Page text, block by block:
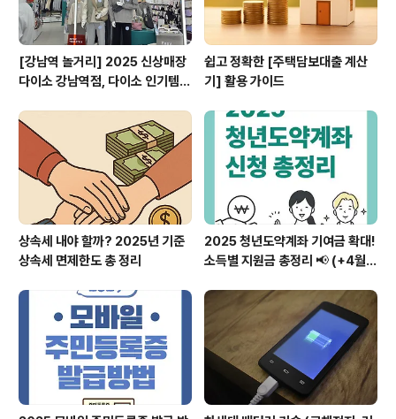
[강남역 놀거리] 2025 신상매장
다이소 강남역점, 다이소 인기템
쉽고 정확한 [주택담보대출 계산
기] 활용 가이드
상속세 내야 할까? 2025년 기준
상속세 면제한도 총 정리
2025 청년도약계좌 기여금 확대!
소득별 지원금 총정리 📢 (+4월